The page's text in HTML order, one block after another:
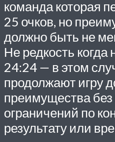
команда которая
25 очков, но
должно быть не
Не редкость когда
24:24 — в этом
продолжают игру
преимущества без
ограничений по
результату или